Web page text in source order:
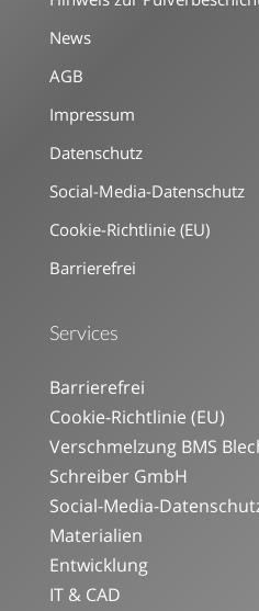
News
AGB
Impressum
Datenschutz
Social-Media-Datenschutz
Cookie-Richtlinie (EU)
Barrierefrei
Services
Barrierefrei
Cookie-Richtlinie (EU)
Verschmelzung BMS
Schreiber GmbH
Social-Media-
Materialien
Entwicklung
IT & CAD